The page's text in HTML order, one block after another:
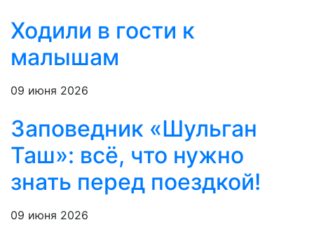
Ходили в гости к
малышам
09 июня 2026
Заповедник «Шульган
Таш»: всё, что нужно
знать перед поездкой!
09 июня 2026